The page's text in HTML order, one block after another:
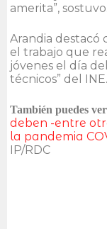
amerita”, sostuvo.
Arandia destacó
el trabajo que
jóvenes el día
técnicos” del INE.
También puedes
deben -entre
la pandemia
IP/RDC